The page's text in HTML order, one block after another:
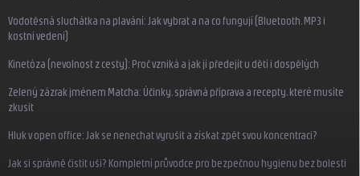
Vodotěsná sluchátka na plavání: Jak vybrat a na co fungují (Bluetooth, MP3 i
kostní vedení)
Kinetóza (nevolnost z cesty): Proč vzniká a jak jí předejít u dětí i dospělých
Zelený zázrak jménem Matcha: Účinky, správná příprava a recepty, které musíte
zkusit
Hluk v open office: Jak se nenechat vyrušit a získat zpět svou koncentraci?
Jak si správně čistit uši? Kompletní průvodce pro bezpečnou hygienu bez bolesti